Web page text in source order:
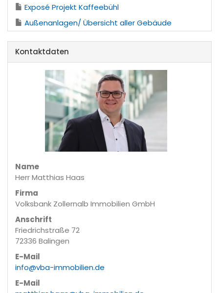
Exposé Projekt Kaffeebühl
Außenanlagen/ Übersicht aller Gebäude
Kontaktdaten
Name
Herr Matthias Haas
Firma
Volksbank Zollernalb Immobilien GmbH
Anschrift
Friedrichstraße 72
72336 Balingen
E-Mail
info@vba-immobilien.de
E-Mail